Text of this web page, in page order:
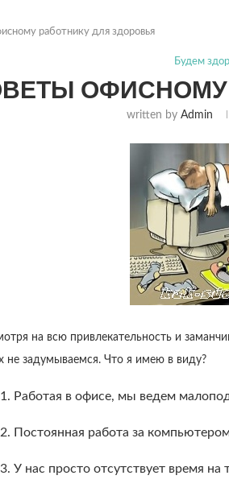
работнику для здоровья
Будем
written by Admin
на всю привлекательность и
не задумываемся. Что я имею в виду?
1. Работая в офисе, мы ведем
2. Постоянная работа за
3. У нас просто отсутствует время